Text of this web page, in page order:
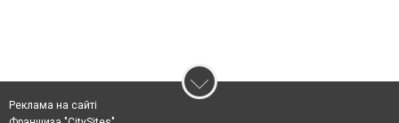
Реклама на сайті